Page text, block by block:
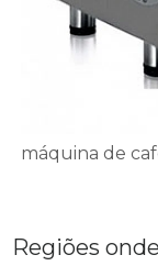
máquina de
Regiões